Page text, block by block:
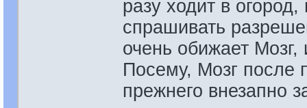
разу ходит в
спрашивать
очень обижает Мозг,
Посему, Мозг после
прежнего внезапно